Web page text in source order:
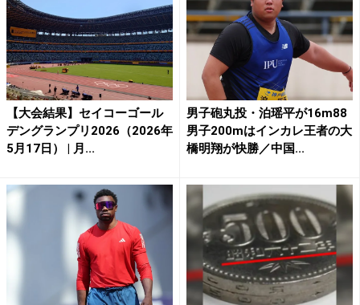
【大会結果】セイコーゴール
デングランプリ2026（2026年
5月17日） | 月...
男子砲丸投・泊瑶平が16m88
男子200mはインカレ王者の大
橋明翔が快勝／中国...